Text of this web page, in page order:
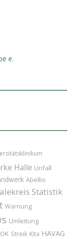
Halle Unfall
Abellio
Statistik
Warnung
Umleitung
Streik Kita HAVAG